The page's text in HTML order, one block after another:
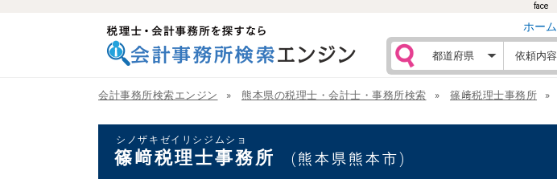
face
エンジン
ホーム
会計事務所検索エンジン 熊本県の税理士・会計士・事務所検索 篠﨑税理士事務所
シノザキゼイリシジムショ
篠﨑税理士事務所 (熊本県熊本市)